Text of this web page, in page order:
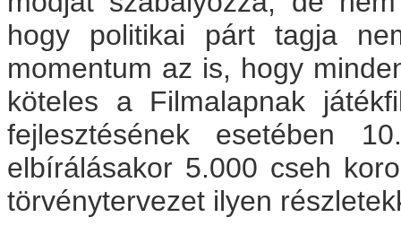
hogy politikai párt tagja
momentum az is, hogy
köteles a Filmalapnak
fejlesztésének esetében
elbírálásakor 5.000 cseh
törvénytervezet ilyen